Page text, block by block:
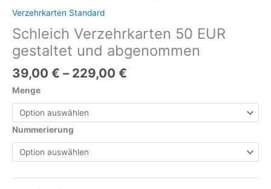
Verzehrkarten Standard
Schleich Verzehrkarten 50 EUR
gestaltet und abgenommen
39,00 € – 229,00 €
Menge
Nummerierung